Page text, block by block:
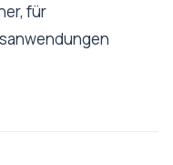
für